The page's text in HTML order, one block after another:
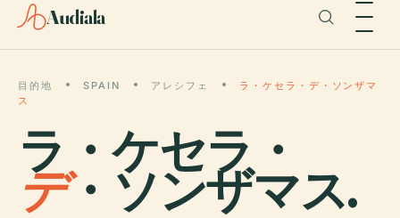
Audiala
目的地 SPAIN アレシフェ
ラ・ケセラ・デ・ソンザマ
ス
ラ・ケセラ・
デ・ソンザマス.